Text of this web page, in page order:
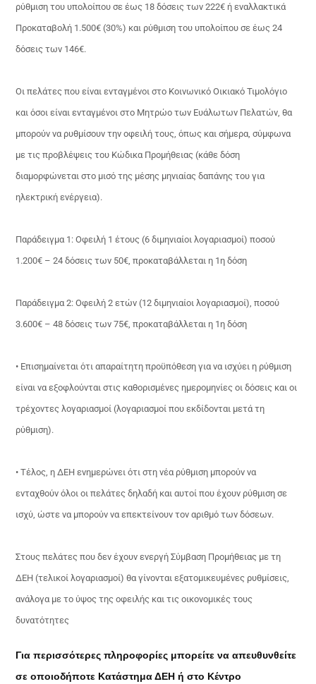
ρύθμιση του υπολοίπου σε έως 18 δόσεις των 222€ ή εναλλακτικά
Προκαταβολή 1.500€ (30%) και ρύθμιση του υπολοίπου σε έως 24
δόσεις των 146€.
Οι πελάτες που είναι ενταγμένοι στο Κοινωνικό Οικιακό Τιμολόγιο
και όσοι είναι ενταγμένοι στο Μητρώο των Ευάλωτων Πελατών, θα
μπορούν να ρυθμίσουν την οφειλή τους, όπως και σήμερα, σύμφωνα
με τις προβλέψεις του Κώδικα Προμήθειας (κάθε δόση
διαμορφώνεται στο μισό της μέσης μηνιαίας δαπάνης του για
ηλεκτρική ενέργεια).
Παράδειγμα 1: Οφειλή 1 έτους (6 διμηνιαίοι λογαριασμοί) ποσού
1.200€ – 24 δόσεις των 50€, προκαταβάλλεται η 1η δόση
Παράδειγμα 2: Οφειλή 2 ετών (12 διμηνιαίοι λογαριασμοί), ποσού
3.600€ – 48 δόσεις των 75€, προκαταβάλλεται η 1η δόση
• Επισημαίνεται ότι απαραίτητη προϋπόθεση για να ισχύει η ρύθμιση
είναι να εξοφλούνται στις καθορισμένες ημερομηνίες οι δόσεις και οι
τρέχοντες λογαριασμοί (λογαριασμοί που εκδίδονται μετά τη
ρύθμιση).
• Τέλος, η ΔΕΗ ενημερώνει ότι στη νέα ρύθμιση μπορούν να
ενταχθούν όλοι οι πελάτες δηλαδή και αυτοί που έχουν ρύθμιση σε
ισχύ, ώστε να μπορούν να επεκτείνουν τον αριθμό των δόσεων.
Στους πελάτες που δεν έχουν ενεργή Σύμβαση Προμήθειας με τη
ΔΕΗ (τελικοί λογαριασμοί) θα γίνονται εξατομικευμένες ρυθμίσεις,
ανάλογα με το ύψος της οφειλής και τις οικονομικές τους
δυνατότητες
Για περισσότερες πληροφορίες μπορείτε να απευθυνθείτε
σε οποιοδήποτε Κατάστημα ΔΕΗ ή στο Κέντρο